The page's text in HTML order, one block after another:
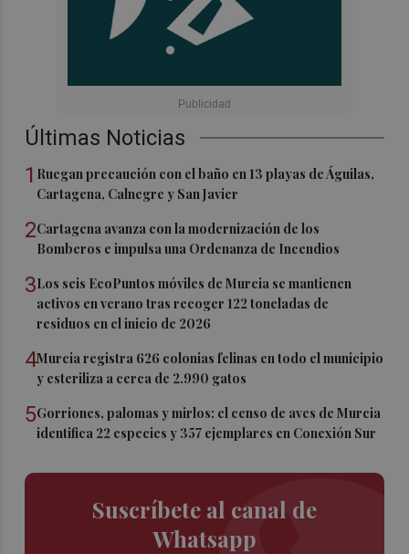
Últimas Noticias
1 Ruegan precaución con el baño en 13 playas de Águilas,
Cartagena, Calnegre y San Javier
2Cartagena avanza con la modernización de los
Bomberos e impulsa una Ordenanza de Incendios
3Los seis EcoPuntos móviles de Murcia se mantienen
activos en verano tras recoger 122 toneladas de
residuos en el inicio de 2026
4Murcia registra 626 colonias felinas en todo el municipio
y esteriliza a cerca de 2.990 gatos
5Gorriones, palomas y mirlos: el censo de aves de Murcia
identifica 22 especies y 357 ejemplares en Conexión Sur
Suscríbete al canal de
Whatsapp